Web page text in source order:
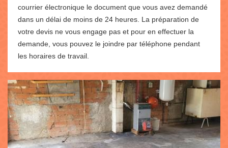
courrier électronique le document que vous avez demandé
dans un délai de moins de 24 heures. La préparation de
votre devis ne vous engage pas et pour en effectuer la
demande, vous pouvez le joindre par téléphone pendant
les horaires de travail.